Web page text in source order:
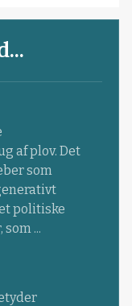
af plov. Det
som
politiske
...